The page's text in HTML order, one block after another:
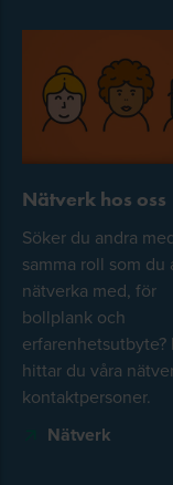
Nätverk hos oss
Söker du andra
samma roll som du
nätverka med, för
bollplank och
erfarenhetsutbyte?
hittar du våra
kontaktpersoner.
Nätverk